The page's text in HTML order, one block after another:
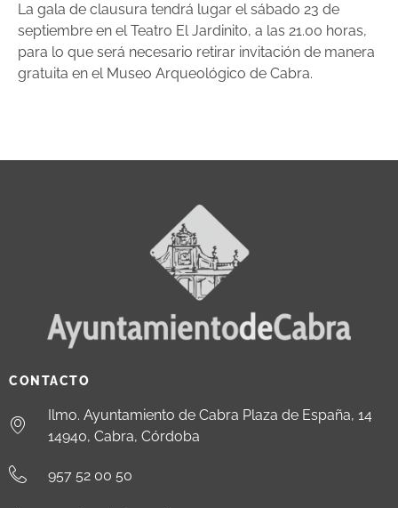
La gala de clausura tendrá lugar el sábado 23 de
septiembre en el Teatro El Jardinito, a las 21.00 horas,
para lo que será necesario retirar invitación de manera
gratuita en el Museo Arqueológico de Cabra.
CONTACTO
Ilmo. Ayuntamiento de Cabra Plaza de España, 14
14940, Cabra, Córdoba
957 52 00 50